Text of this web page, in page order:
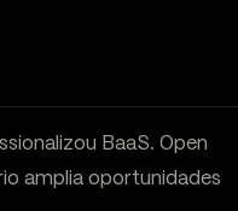
BaaS. Open
amplia oportunidades